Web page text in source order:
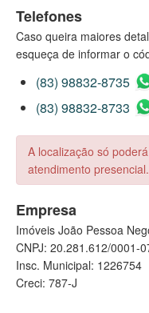
Telefones
Caso queira maiores
esqueça de informar o
(83) 98832-8735
(83) 98832-8733
A localização só
atendimento presencial.
Empresa
Imóveis João Pessoa
CNPJ: 20.281.612/0001-
Insc. Municipal: 1226754
Creci: 787-J